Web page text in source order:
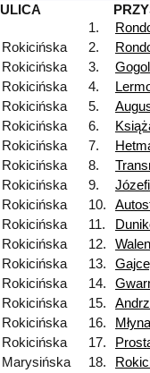
ULICA
1.
Rokicińska
2.
Rokicińska
3.
Rokicińska
4.
Rokicińska
5.
Rokicińska
6.
Rokicińska
7.
Rokicińska
8.
Rokicińska
9.
Rokicińska
10.
Rokicińska
11.
Rokicińska
12.
Rokicińska
13.
Rokicińska
14.
Rokicińska
15.
Rokicińska
16.
Rokicińska
17.
Marysińska
18.